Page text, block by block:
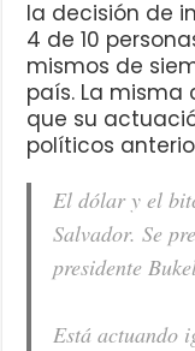
la decisión de
4 de 10
mismos de
país. La
que su
políticos
El dólar y el
Salvador. Se
presidente
Está actuando